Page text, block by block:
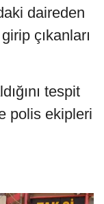
daireden
çıkanları
tespit
polis ekipleri